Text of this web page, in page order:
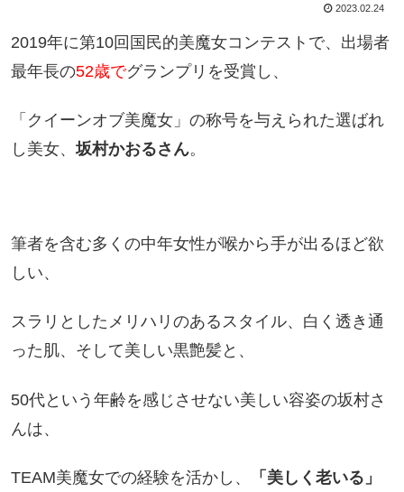
2023.02.24
2019年に第10回国民的美魔女コンテストで、出場者
最年長の52歳でグランプリを受賞し、
「クイーンオブ美魔女」の称号を与えられた選ばれ
し美女、坂村かおるさん。
筆者を含む多くの中年女性が喉から手が出るほど欲
しい、
スラリとしたメリハリのあるスタイル、白く透き通
った肌、そして美しい黒艶髪と、
50代という年齢を感じさせない美しい容姿の坂村さ
んは、
TEAM美魔女での経験を活かし、
「美しく老いる」